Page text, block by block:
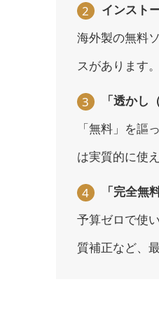
2
インスト
海外製の無料
スがあります
3
「透かし
「無料」を謳
は実質的に使
4
「完全無
予算ゼロで使
質補正など、